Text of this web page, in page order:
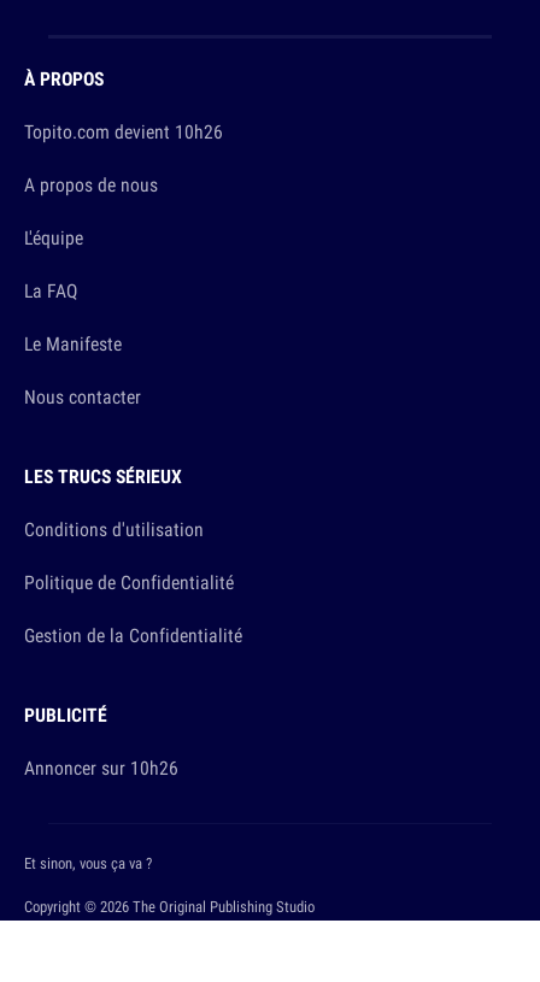
À PROPOS
Topito.com devient 10h26
A propos de nous
L'équipe
La FAQ
Le Manifeste
Nous contacter
LES TRUCS SÉRIEUX
Conditions d'utilisation
Politique de Confidentialité
Gestion de la Confidentialité
PUBLICITÉ
Annoncer sur 10h26
Copyright © 2026 The Original Publishing Studio
Et sinon, vous ça va ?